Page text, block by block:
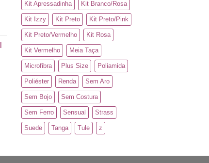
Kit Apressadinha Kit Branco/Rosa
Kit Izzy Kit Preto Kit Preto/Pink
Kit Preto/Vermelho Kit Rosa
Kit Vermelho Meia Taça
Microfibra Plus Size Poliamida
Poliéster Renda Sem Aro
Sem Bojo Sem Costura
Sem Ferro Sensual Strass
Suede Tanga Tule z